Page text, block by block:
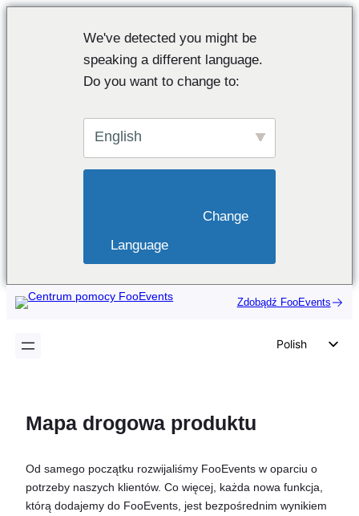
We've detected you might be
speaking a different language.
Do you want to change to:
English
Language
Zdobądź FooEvents
Polish
Italian
Portuguese
Mapa drogowa produktu
Od samego początku rozwijaliśmy FooEvents w oparciu o
potrzeby naszych klientów. Co więcej, każda nowa funkcja,
którą dodajemy do FooEvents, jest bezpośrednim wynikiem